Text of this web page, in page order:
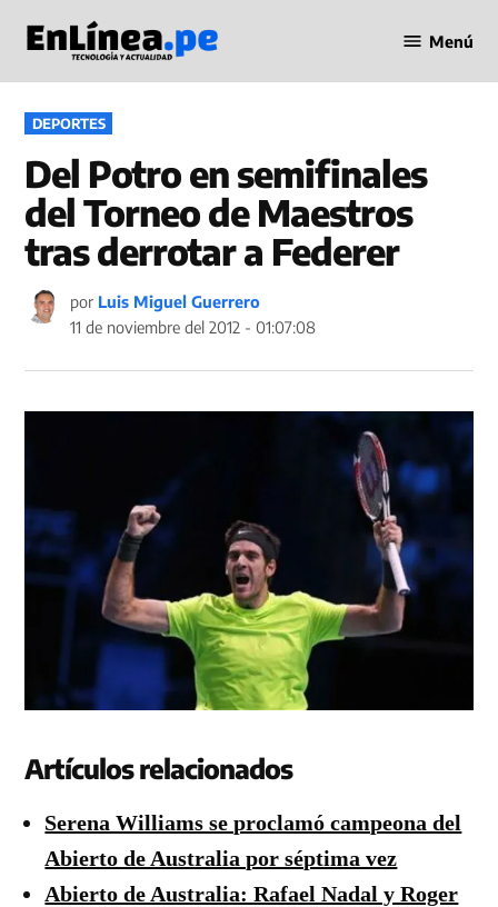
contenido
en Línea
Menú
PUBLICADO
EN
DEPORTES
Del Potro en semifinales
del Torneo de Maestros
tras derrotar a Federer
por Luis Miguel Guerrero
11 de noviembre del 2012 - 01:07:08
Artículos relacionados
Serena Williams se proclamó campeona del
Abierto de Australia por séptima vez
Abierto de Australia: Rafael Nadal y Roger